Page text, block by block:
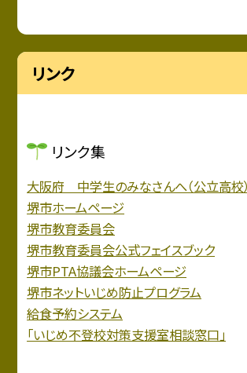
リンク
リンク集
大阪府 中学生のみなさんへ（公立高校）
堺市ホームページ
堺市教育委員会
堺市教育委員会公式フェイスブック
堺市PTA協議会ホームページ
堺市ネットいじめ防止プログラム
給食予約システム
「いじめ不登校対策支援室相談窓口」